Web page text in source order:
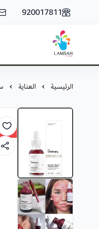
920017811
لمسة ستور
الرئيسية العناية
New